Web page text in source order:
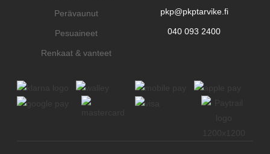
Perävaunut
Pesuaineet
Renkaat & vanteet
pkp@pkptarvike.fi
040 093 2400